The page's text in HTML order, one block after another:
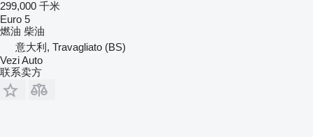
299,000 千米
Euro 5
燃油 柴油
意大利, Travagliato (BS)
Vezi Auto
联系卖方